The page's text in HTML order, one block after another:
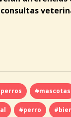
#mascotas
#perro